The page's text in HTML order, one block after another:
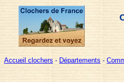
Accueil clochers - Départements -